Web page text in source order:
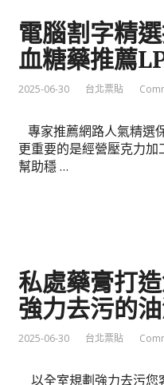
電腦割字精
血糖藥推薦
2025-06-30 台北票貼
專家推薦網路人氣精選
更重要的是經營壓克力
幫助穩 …
私處藥膏打
強力去污的
2025-06-30 台北票貼
以全室規劃強力去污您